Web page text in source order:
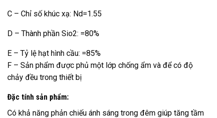
C – Chỉ số khúc xạ: Nd=1.55
D – Thành phần Sio2: =80%
E – Tỷ lệ hạt hình cầu: =85%
F – Sản phẩm được phủ một lớp chống ẩm và để có độ
chảy đều trong thiết bị
Đặc tính sản phẩm:
Có khả năng phản chiếu ánh sáng trong đêm giúp tăng tầm